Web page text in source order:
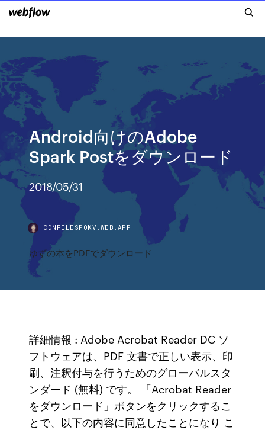
Android向けのAdobe
Spark Postをダウンロード
2018/05/31
CDNFILESPOKV.WEB.APP
ゆずの本をPDFでダウンロード
詳細情報 : Adobe Acrobat Reader DC ソ
フトウェアは、PDF 文書で正しい表示、印
刷、注釈付与を行うためのグローバルスタ
ンダード (無料) です。 「Acrobat Reader
をダウンロード」ボタンをクリックするこ
とで、以下の内容に同意したことになり こ